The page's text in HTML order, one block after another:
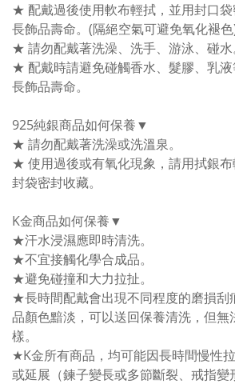
★ 配戴過後使用軟布輕拭，並用封口
長飾品壽命。(隔絕空氣可避免氧化褪
★ 請勿配戴著洗澡、洗手、游泳、碰水
★ 配戴時請避免碰觸香水、髮膠、乳
長飾品壽命。
925純銀商品如何保養▼
★ 請勿配戴著洗澡或洗溫泉。
★ 使用過後或有氧化現象，請用拭銀
封袋密封收藏。
K金商品如何保養▼
★汗水浸濕應即時清洗。
★不宜接觸化學合成品。
★避免碰撞和大力拉扯。
★長時間配戴會出現不同程度的磨損刮
品顏色黯淡，可以送回保養清洗，但無
樣。
★K金所有商品，均可能因長時間慢性
或延展（鍊子變長或多節斷裂、戒指變